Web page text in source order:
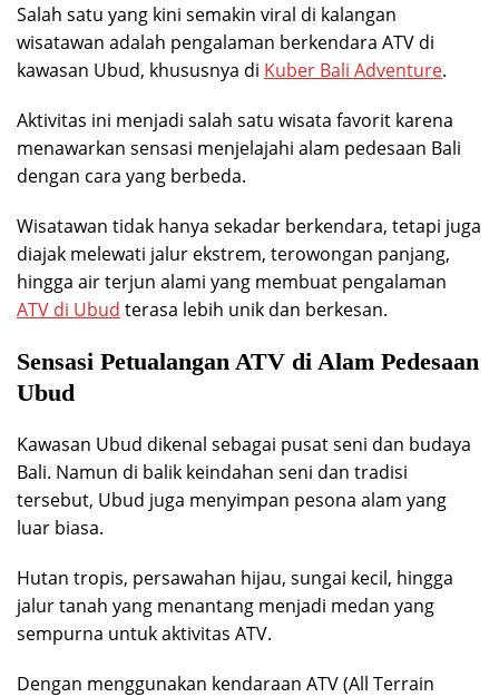
Salah satu yang kini semakin viral di kalangan
wisatawan adalah pengalaman berkendara ATV di
kawasan Ubud, khususnya di Kuber Bali Adventure.
Aktivitas ini menjadi salah satu wisata favorit karena
menawarkan sensasi menjelajahi alam pedesaan Bali
dengan cara yang berbeda.
Wisatawan tidak hanya sekadar berkendara, tetapi juga
diajak melewati jalur ekstrem, terowongan panjang,
hingga air terjun alami yang membuat pengalaman
ATV di Ubud terasa lebih unik dan berkesan.
Sensasi Petualangan ATV di Alam Pedesaan
Ubud
Kawasan Ubud dikenal sebagai pusat seni dan budaya
Bali. Namun di balik keindahan seni dan tradisi
tersebut, Ubud juga menyimpan pesona alam yang
luar biasa.
Hutan tropis, persawahan hijau, sungai kecil, hingga
jalur tanah yang menantang menjadi medan yang
sempurna untuk aktivitas ATV.
Dengan menggunakan kendaraan ATV (All Terrain